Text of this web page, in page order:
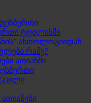
ტფილისში
ანთოლოგიიდან
რამე?
ათიანში